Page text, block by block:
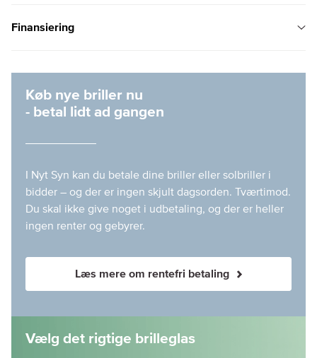
Finansiering
Køb nye briller nu
- betal lidt ad gangen
I Nyt Syn kan du betale dine briller eller solbriller i
bidder – og der er ingen skjult dagsorden. Tværtimod.
Du skal ikke give noget i udbetaling, og der er heller
ingen renter og gebyrer.
Læs mere om rentefri betaling
Vælg det rigtige brilleglas